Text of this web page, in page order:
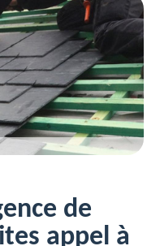
de
appel à